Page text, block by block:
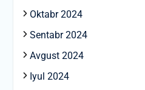
Oktabr 2024
Sentabr 2024
Avgust 2024
Iyul 2024